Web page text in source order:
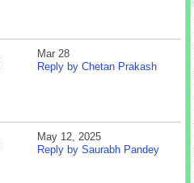
Mar 28
Reply by Chetan Prakash
May 12, 2025
Reply by Saurabh Pandey